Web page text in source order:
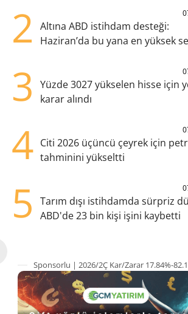
2
Altına ABD istihdam desteği:
Haziran’da bu yana en yüksek
3
Yüzde 3027 yükselen hisse için
karar alındı
4 Citi 2026 üçüncü çeyrek için
tahminini yükseltti
5
Tarım dışı istihdamda sürpriz
ABD'de 23 bin kişi işini kaybetti
Sponsorlu | 2026/2Ç Kar/Zarar 17.84%-